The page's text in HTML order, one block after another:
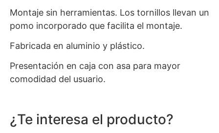
Montaje sin herramientas. Los tornillos llevan un
pomo incorporado que facilita el montaje.
Fabricada en aluminio y plástico.
Presentación en caja con asa para mayor
comodidad del usuario.
¿Te interesa el producto?